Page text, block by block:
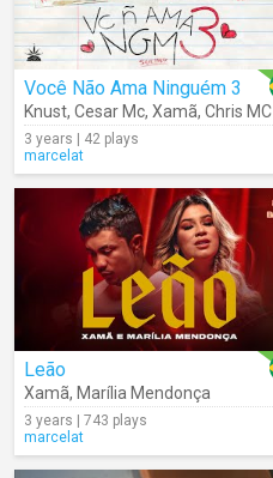
Você Não Ama Ninguém 3
Knust, Cesar Mc, Xamã, Chris MC
3 years | 42 plays
marcelat
Leão
Xamã, Marília Mendonça
3 years | 743 plays
marcelat